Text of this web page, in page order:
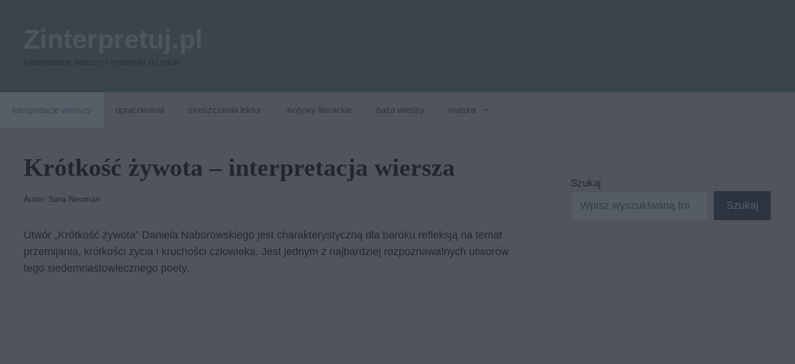
interpretacje wierszy opracowania streszczenia lektur motywy literackie baza wiedzy matura
Krótkość żywota – interpretacja wiersza
Autor: Sara Neuman
Utwór „Krótkość żywota” Daniela Naborowskiego jest charakterystyczną dla baroku refleksją na temat
przemijania, krótkości życia i kruchości człowieka. Jest jednym z najbardziej rozpoznawalnych utworów
tego siedemnastowiecznego poety.
Szukaj
Szukaj